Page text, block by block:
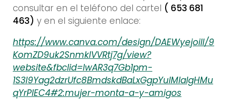
consultar en el teléfono del cartel ( 653 681
463) y en el siguiente enlace:
https://www.canva.com/design/DAEWyejoilI/9
KomZD9uk2SnmkIVVRtj7g/view?
website&fbclid=IwAR3q7Gb1pm-
1S3I9Yag2dzrUfc8BmdskdBaLxGgpYulMlalgHMu
qYrPIEC4#2:mujer-monta-a-y-amigos